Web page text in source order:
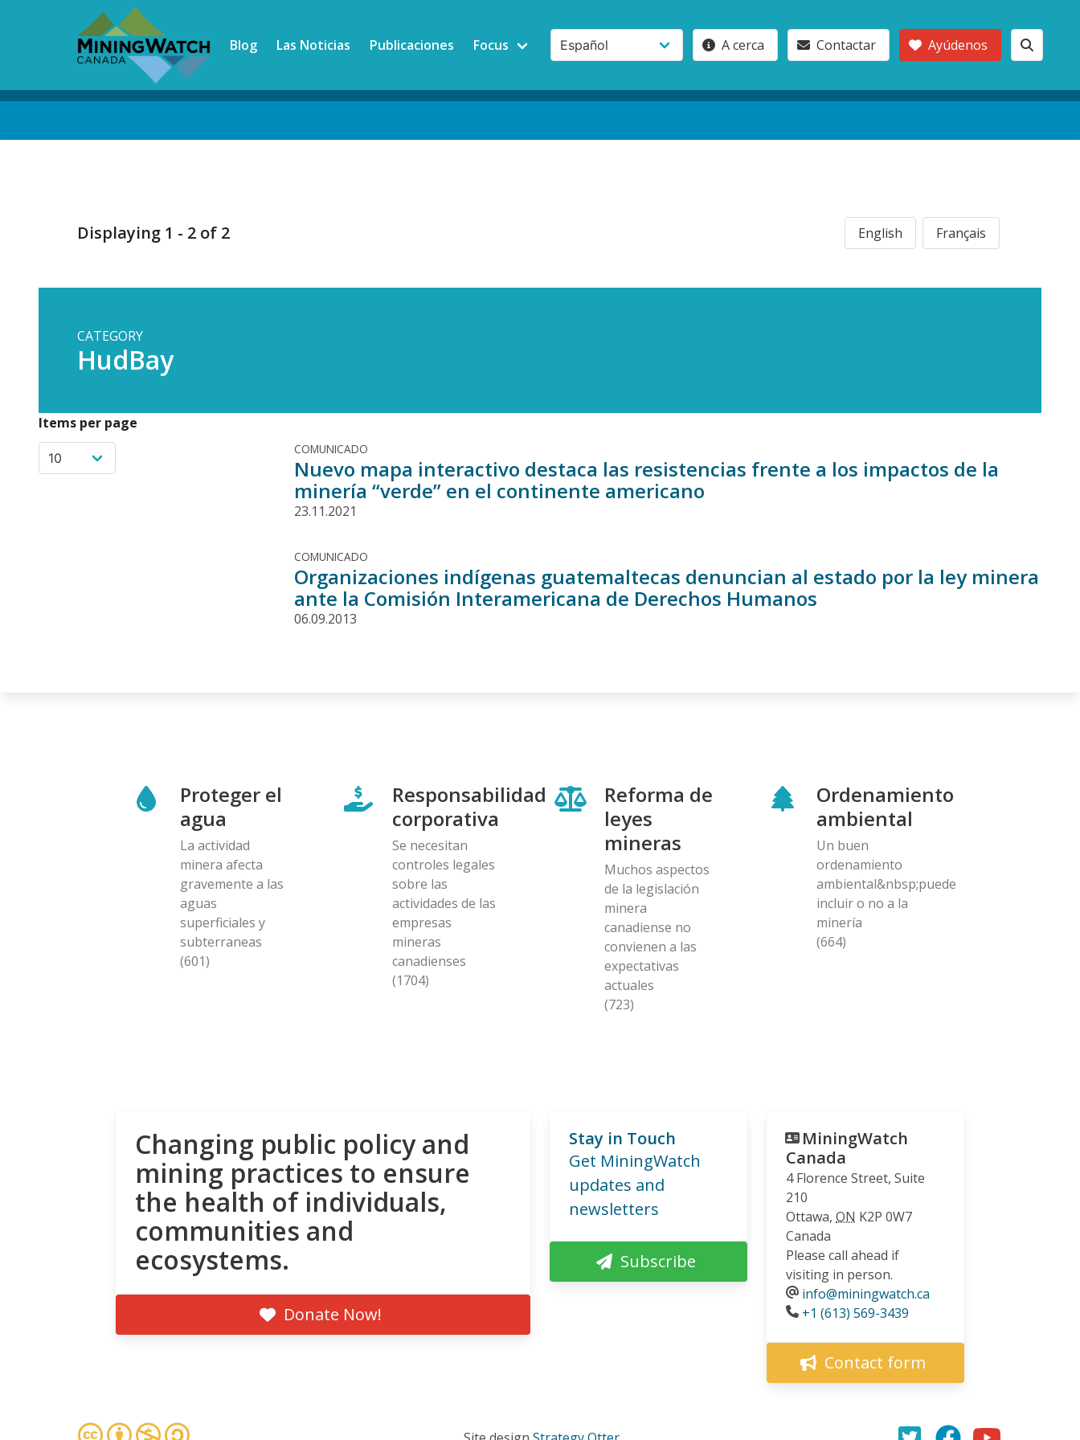
Blog Las Noticias Publicaciones Focus A cerca Contactar Ayúdenos
Displaying 1 - 2 of 2 English Français
CATEGORY
HudBay
Items per page
COMUNICADO
Nuevo mapa interactivo destaca las resistencias frente a los impactos de la
minería “verde” en el continente americano
23.11.2021
COMUNICADO
Organizaciones indígenas guatemaltecas denuncian al estado por la ley minera
ante la Comisión Interamericana de Derechos Humanos
06.09.2013
Proteger el
agua
La actividad
minera afecta
gravemente a las
aguas
superficiales y
subterraneas
(601)
Responsabilidad
corporativa
Se necesitan
controles legales
sobre las
actividades de las
empresas
mineras
canadienses
(1704)
Reforma de
leyes
mineras
Muchos aspectos
de la legislación
minera
canadiense no
convienen a las
expectativas
actuales
(723)
Ordenamiento
ambiental
Un buen
ordenamiento
ambiental&nbsp;puede
incluir o no a la
minería
(664)
Changing public policy and
mining practices to ensure
the health of individuals,
communities and
ecosystems.
Donate Now!
Stay in Touch
Get MiningWatch
updates and
newsletters
Subscribe
MiningWatch
Canada
4 Florence Street, Suite
210
Ottawa, ON K2P 0W7
Canada
Please call ahead if
visiting in person.
info@miningwatch.ca
Phone
+1 (613) 569-3439
Contact form